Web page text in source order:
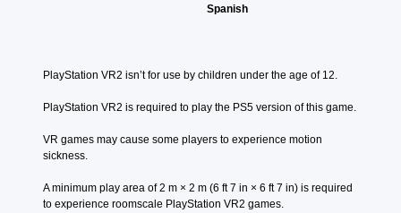
Spanish
PlayStation VR2 isn’t for use by children under the age of 12.
PlayStation VR2 is required to play the PS5 version of this game.
VR games may cause some players to experience motion
sickness.
A minimum play area of 2 m × 2 m (6 ft 7 in × 6 ft 7 in) is required
to experience roomscale PlayStation VR2 games.